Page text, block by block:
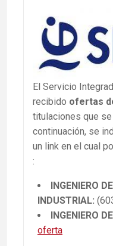
El Servicio
recibido ofertas
titulaciones que
continuación, se
un link en el cual
:
INGENIERO
INDUSTRIAL:
INGENIERO
oferta